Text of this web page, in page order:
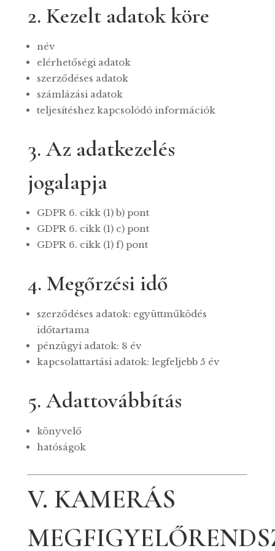
2. Kezelt adatok köre
név
elérhetőségi adatok
szerződéses adatok
számlázási adatok
teljesítéshez kapcsolódó információk
3. Az adatkezelés
jogalapja
GDPR 6. cikk (1) b) pont
GDPR 6. cikk (1) c) pont
GDPR 6. cikk (1) f) pont
4. Megőrzési idő
szerződéses adatok: együttműködés
időtartama
pénzügyi adatok: 8 év
kapcsolattartási adatok: legfeljebb 5 év
5. Adattovábbítás
könyvelő
hatóságok
V. KAMERÁS